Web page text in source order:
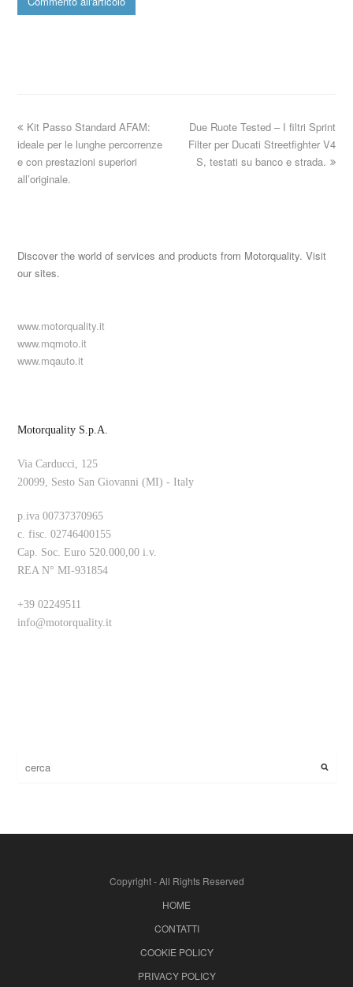
Due Ruote Tested – I filtri Sprint
Filter per Ducati Streetfighter V4
S, testati su banco e strada.
Kit Passo Standard AFAM:
ideale per le lunghe percorrenze
e con prestazioni superiori
all’originale.
Discover the world of services and products from Motorquality. Visit
our sites.
www.motorquality.it
www.mqmoto.it
www.mqauto.it
Motorquality S.p.A.
Via Carducci, 125
20099, Sesto San Giovanni (MI) - Italy
p.iva 00737370965
c. fisc. 02746400155
Cap. Soc. Euro 520.000,00 i.v.
REA N° MI-931854
+39 02249511
info@motorquality.it
Copyright - All Rights Reserved
HOME
CONTATTI
COOKIE POLICY
PRIVACY POLICY